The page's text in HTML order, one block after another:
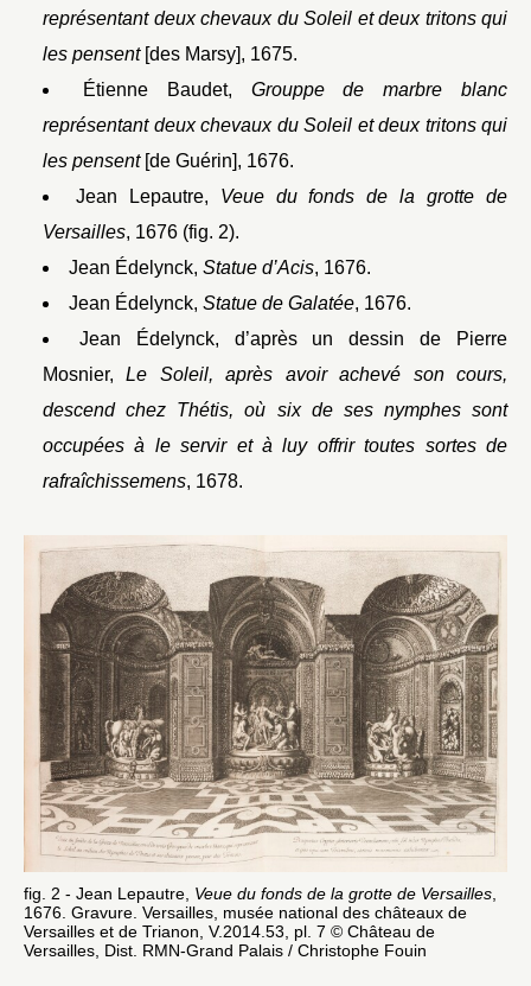
représentant deux chevaux du Soleil et deux tritons qui
les pensent[des Marsy], 1675.
Étienne Baudet, Grouppe de marbre blanc
représentant deux chevaux du Soleil et deux tritons qui
les pensent[de Guérin], 1676.
Jean Lepautre, Veue du fonds de la grotte de
Versailles, 1676 (fig. 2).
Jean Édelynck, Statue d’Acis, 1676.
Jean Édelynck, Statue de Galatée, 1676.
Jean Édelynck, d’après un dessin de Pierre
Mosnier,Le Soleil, après avoir achevé son cours,
descend chez Thétis, où six de ses nymphes sont
occupées à le servir et à luy offrir toutes sortes de
rafraîchissemens, 1678.
fig. 2 - Jean Lepautre, Veue du fonds de la grotte de Versailles
1676. Gravure. Versailles, musée national des châteaux de
Versailles et de Trianon, V.2014.53, pl. 7 © Château de
Versailles, Dist. RMN-Grand Palais / Christophe Fouin